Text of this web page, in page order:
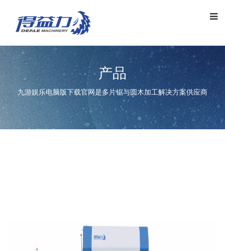
产品
九游娱乐电脑版下载官网是多片锯与圆木加工解决方案供应商